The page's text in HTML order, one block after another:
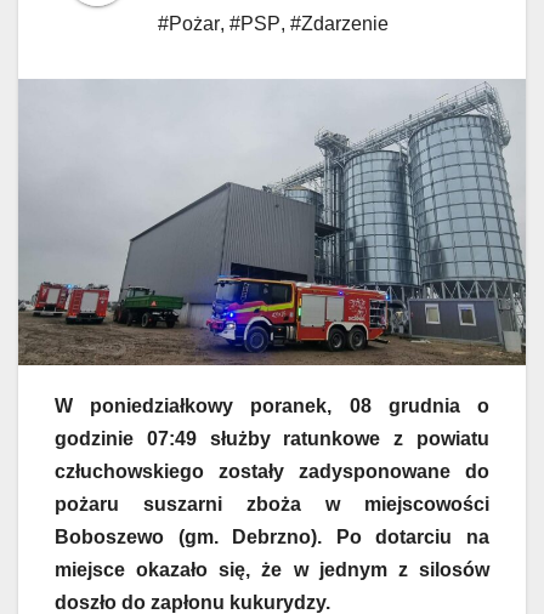
#Pożar, #PSP, #Zdarzenie
W poniedziałkowy poranek, 08 grudnia o
godzinie 07:49 służby ratunkowe z powiatu
człuchowskiego zostały zadysponowane do
pożaru suszarni zboża w miejscowości
Boboszewo (gm. Debrzno). Po dotarciu na
miejsce okazało się, że w jednym z silosów
doszło do zapłonu kukurydzy.